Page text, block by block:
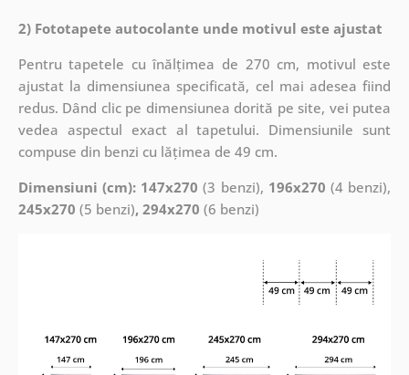
2) Fototapete autocolante unde motivul este ajustat
Pentru tapetele cu înălțimea de 270 cm, motivul este
ajustat la dimensiunea specificată, cel mai adesea fiind
redus. Dând clic pe dimensiunea dorită pe site, vei putea
vedea aspectul exact al tapetului. Dimensiunile sunt
compuse din benzi cu lățimea de 49 cm.
Dimensiuni (cm): 147x270 (3 benzi), 196x270 (4 benzi),
245x270 (5 benzi), 294x270 (6 benzi)